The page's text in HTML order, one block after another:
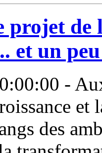
projet de
et un
-
et
des